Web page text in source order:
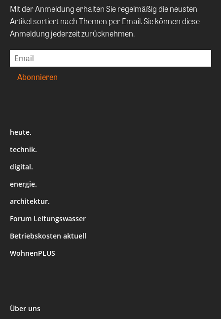
Mit der Anmeldung erhalten Sie regelmäßig die neusten
Artikel sortiert nach Themen per Email. Sie können diese
Anmeldung jederzeit zurücknehmen.
heute.
technik.
digital.
energie.
architektur.
Forum Leitungswasser
Betriebskosten aktuell
WohnenPLUS
Über uns